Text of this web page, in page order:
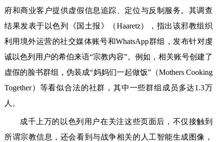
府和商业客户提供虚假信息追踪、定位与反制服务。其调查
结果发表于以色列《国土报》（Haaretz），指出该邪教组织
利用境外运营的社交媒体账号和WhatsApp群组，发布针对虔
诚以色列用户的希伯来语“宗教内容”。例如，相关账号创建了
虚假的脸书群组，伪装成“妈妈们一起做饭”（Mothers Cooking
Together）等看似合法的社群，其中一些群组成员多达1.3万
人。
成千上万的以色列用户在关注这些页面后，不仅接触到
所谓宗教信息，还会看到与战争相关的人工智能生成图像，